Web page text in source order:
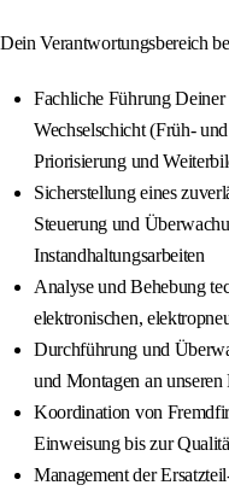
Dein Verantwortungsbereich
Fachliche Führung
Wechselschicht (Früh-
Priorisierung und
Sicherstellung eines
Steuerung und
Instandhaltungsarbeiten
Analyse und Behebung
elektronischen,
Durchführung und
und Montagen an
Koordination von
Einweisung bis zur
Management der